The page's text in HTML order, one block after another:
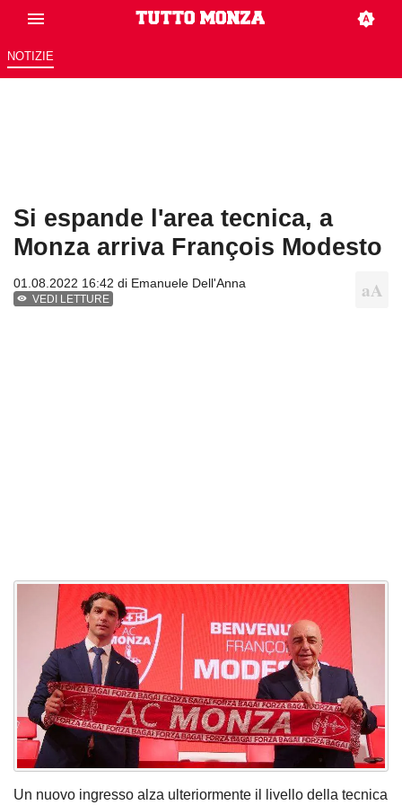
NOTIZIE
Si espande l'area tecnica, a
Monza arriva François Modesto
01.08.2022 16:42 di Emanuele Dell'Anna
VEDI LETTURE
Un nuovo ingresso alza ulteriormente il livello della tecnica